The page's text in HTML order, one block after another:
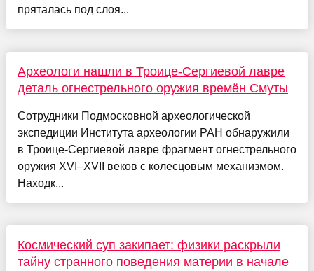
пряталась под слоя...
Археологи нашли в Троице-Сергиевой лавре
деталь огнестрельного оружия времён Смуты
Сотрудники Подмосковной археологической
экспедиции Института археологии РАН обнаружили
в Троице-Сергиевой лавре фрагмент огнестрельного
оружия XVI–XVII веков с колесцовым механизмом.
Находк...
Космический суп закипает: физики раскрыли
тайну странного поведения материи в начале